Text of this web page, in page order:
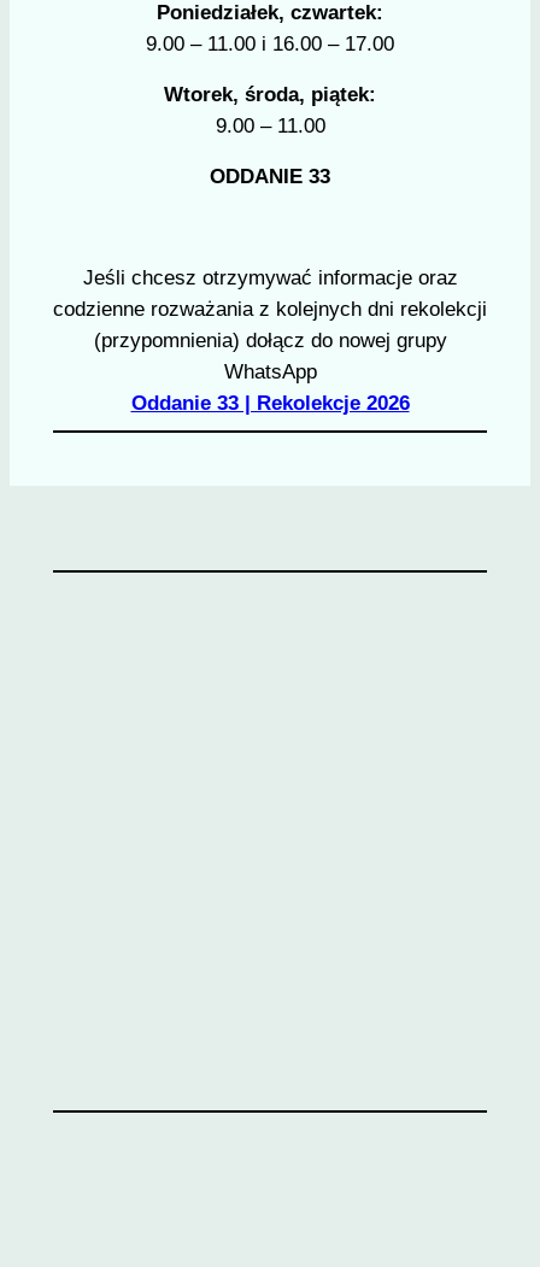
Poniedziałek, czwartek:
9.00 – 11.00 i 16.00 – 17.00
Wtorek, środa, piątek:
9.00 – 11.00
ODDANIE 33
Jeśli chcesz otrzymywać informacje oraz
codzienne rozważania z kolejnych dni rekolekcji
(przypomnienia) dołącz do nowej grupy
WhatsApp
Oddanie 33 | Rekolekcje 2026